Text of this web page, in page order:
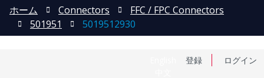
登録 ログイン
ホーム Connectors
FFC / FPC Connectors
501951
5019512930